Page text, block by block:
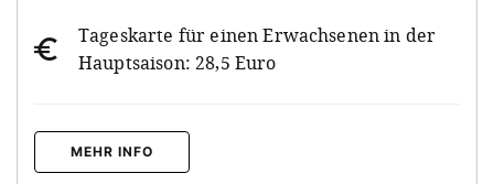
Tageskarte für einen Erwachsenen in der
Hauptsaison: 28,5 Euro
MEHR INFO